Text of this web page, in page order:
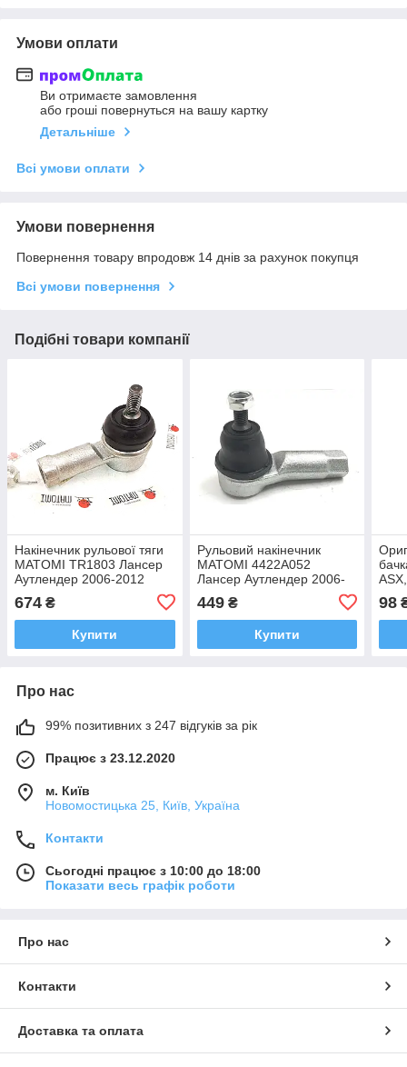
Умови оплати
Ви отримаєте замовлення
або гроші повернуться на вашу картку
Детальніше
Всі умови оплати
Умови повернення
Повернення товару впродовж 14 днів за рахунок покупця
Всі умови повернення
Подібні товари компанії
Накiнечник рульової тяги
MATOMI TR1803 Лансер
Аутлендер 2006-2012
674 ₴
Купити
Рульовий накінечник
MATOMI 4422A052
Лансер Аутлендер 2006-
449₴
Купити
98
Про нас
99% позитивних з 247 відгуків за рік
Працює з 23.12.2020
м. Київ
Новомостицька 25, Київ, Україна
Контакти
Сьогодні працює з 10:00 до 18:00
Показати весь графік роботи
Про нас
Контакти
Доставка та оплата